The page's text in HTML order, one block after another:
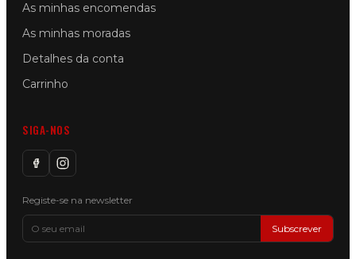
As minhas encomendas
As minhas moradas
Detalhes da conta
Carrinho
SIGA-NOS
Registe-se na newsletter
Subscrever